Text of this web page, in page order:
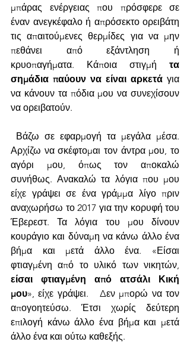
μπάρας ενέργειας που πρόσφερε σε
έναν ανεγκέφαλο ή απρόσεκτο ορειβάτη
τις απαιτούμενες θερμίδες για να μην
πεθάνει από εξάντληση ή
κρυοπαγήματα. Κάποια στιγμή τα
σημάδια παύουν να είναι αρκετά για
να κάνουν τα πόδια μου να συνεχίσουν
να ορειβατούν.
Αρχίζω να σκέφτομαι τον άντρα μου, το
αγόρι μου, όπως τον αποκαλώ
συνήθως. Ανακαλώ τα λόγια που μου
είχε γράψει σε ένα γράμμα λίγο πριν
αναχωρήσω το 2017 για την κορυφή του
Έβερεστ. Τα λόγια του μου δίνουν
κουράγιο και δύναμη να κάνω άλλο ένα
βήμα και μετά άλλο ένα. «Είσαι
είσαι φτιαγμένη από ατσάλι Κική
μου», είχε γράψει.   Δεν μπορώ να τον
απογοητεύσω. Έτσι χωρίς δεύτερη
επιλογή κάνω άλλο ένα βήμα και μετά
άλλο ένα και ούτω καθεξής.